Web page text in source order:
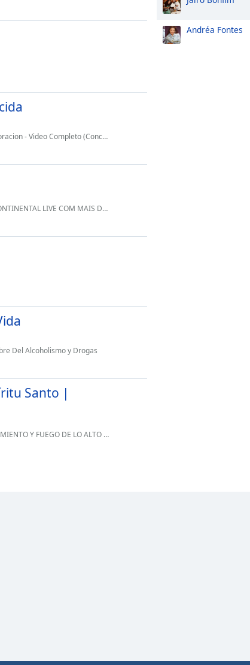
- Video Completo (Concierto)
NOSSO WHATSAPP 5511910270654 DEUS ABENÇOE
Del Alcoholismo y Drogas
Santo |
DE LO ALTO /// tu camino no es facil
Andréa Fontes